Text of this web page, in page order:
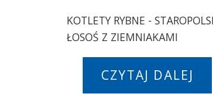
KOTLETY RYBNE -
ŁOSOŚ Z ZIEMNIAKAMI
CZYTAJ DALEJ